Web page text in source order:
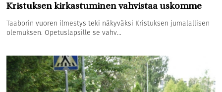
Kristuksen kirkastuminen vahvistaa uskomme
Taaborin vuoren ilmestys teki näkyväksi Kristuksen jumalallisen
olemuksen. Opetuslapsille se vahv...